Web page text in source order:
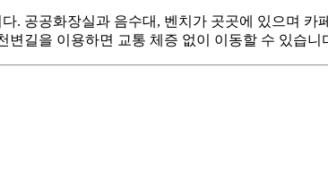
. 공공화장실과 음수대, 벤치가 곳곳에 있으며
길을 이용하면 교통 체증 없이 이동할 수 있습니